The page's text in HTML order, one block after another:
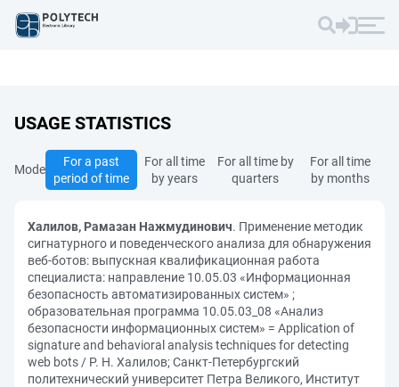
USAGE STATISTICS
Mode
For a past
period of time
For all time
by years
For all time by
quarters
For all time
by months
Халилов, Рамазан Нажмудинович. Применение методик
сигнатурного и поведенческого анализа для обнаружения
веб-ботов: выпускная квалификационная работа
специалиста: направление 10.05.03 «Информационная
безопасность автоматизированных систем» ;
образовательная программа 10.05.03_08 «Анализ
безопасности информационных систем» = Application of
signature and behavioral analysis techniques for detecting
web bots / Р. Н. Халилов; Санкт-Петербургский
политехнический университет Петра Великого, Институт